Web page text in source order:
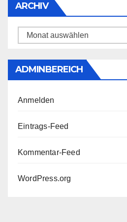
ARCHIV
Archiv
ADMINBEREICH
Anmelden
Eintrags-Feed
Kommentar-Feed
WordPress.org